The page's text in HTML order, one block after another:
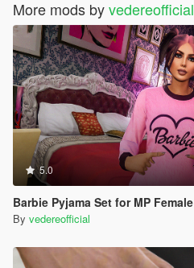
More mods byvedereofficial
5.0
Barbie Pyjama Set for MP Female
By vedereofficial